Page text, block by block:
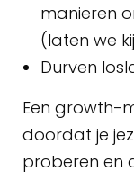
manieren
(laten we
Durven
Een growth-
doordat je
proberen en